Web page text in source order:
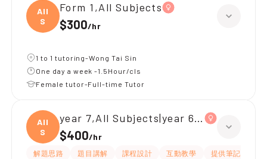
All
S
Form 1,All Subjects
$300/hr
1 to 1 tutoring-Wong Tai Sin
One day a week -1.5Hour/cls
Female tutor-Full-time Tutor
All
S
year 7,All Subjects|year 6,All Subjects
$400/hr
解題思路 題目講解 課程設計 互動教學 提供筆記